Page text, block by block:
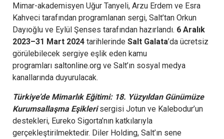
Mimar-akademisyen Uğur Tanyeli, Arzu Erdem ve Esra
Kahveci tarafından programlanan sergi, Salt’tan Orkun
Dayıoğlu ve Eylül Şenses tarafından hazırlandı. 6 Aralık
2023–31 Mart 2024 tarihlerinde Salt Galata’da ücretsiz
görülebilecek sergiye eşlik eden kamu
programları saltonline.org ve Salt’ın sosyal medya
kanallarında duyurulacak.
Türkiye’de Mimarlık Eğitimi: 18. Yüzyıldan Günümüze
Kurumsallaşma Eşikleri sergisi Jotun ve Kalebodur’un
destekleri, Eureko Sigorta’nın katkılarıyla
gerçekleştirilmektedir. Diler Holding, Salt’ın sene